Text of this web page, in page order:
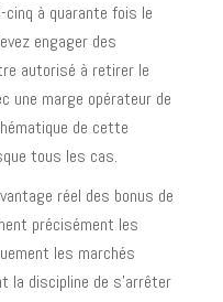
à quarante fois le
engager des
autorisé à retirer le
une marge opérateur de
de cette
tous les cas.
réel des bonus de
précisément les
les marchés
la discipline de s’arrêter